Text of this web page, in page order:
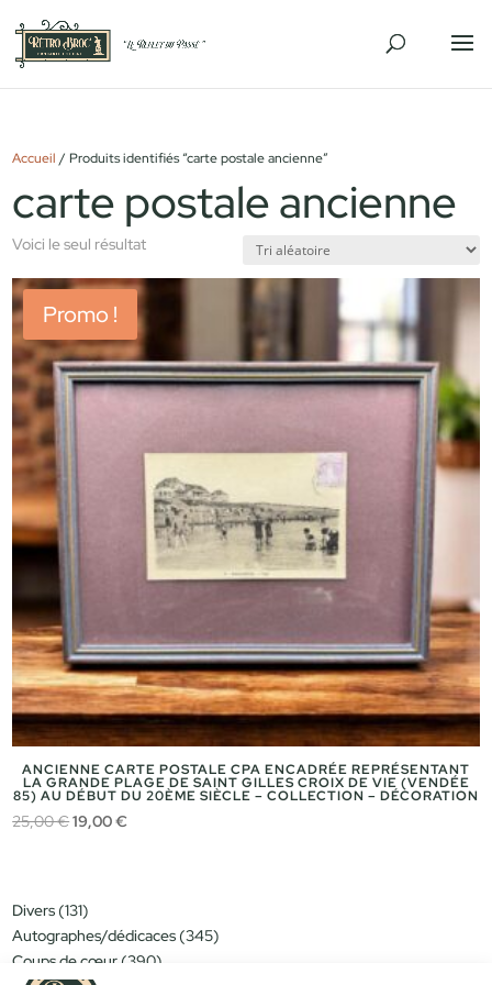
Accueil / Produits identifiés “carte postale ancienne”
carte postale ancienne
Voici le seul résultat
Promo !
ANCIENNE CARTE POSTALE CPA ENCADRÉE REPRÉSENTANT
LA GRANDE PLAGE DE SAINT GILLES CROIX DE VIE (VENDÉE
85) AU DÉBUT DU 20ÈME SIÈCLE – COLLECTION – DÉCORATION
25,00€Le
25,00 €.
19,00€Le
Divers 131131
produits
Autographes/dédicaces 345345
Coups de cœur 390390